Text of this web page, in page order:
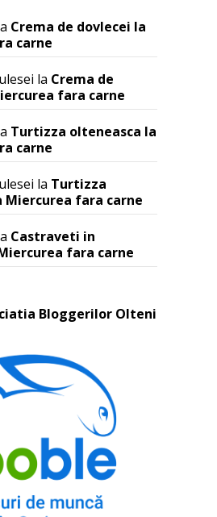
Crema de dovlecei la
carne
la Crema de
fara carne
Turtizza olteneasca la
carne
la Turtizza
Miercurea fara carne
Castraveti in
fara carne